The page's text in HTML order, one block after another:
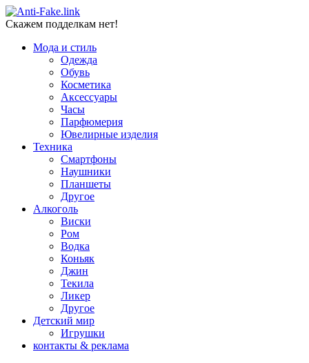
Скажем подделкам нет!
Мода и стиль
Одежда
Обувь
Косметика
Аксессуары
Часы
Парфюмерия
Ювелирные изделия
Техника
Смартфоны
Наушники
Планшеты
Другое
Алкоголь
Виски
Ром
Водка
Коньяк
Джин
Текила
Ликер
Другое
Детский мир
Игрушки
контакты & реклама